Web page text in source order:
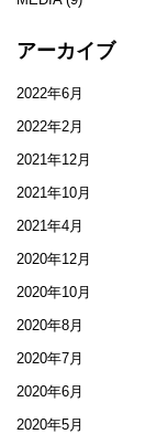
アーカイブ
2022年6月
2022年2月
2021年12月
2021年10月
2021年4月
2020年12月
2020年10月
2020年8月
2020年7月
2020年6月
2020年5月